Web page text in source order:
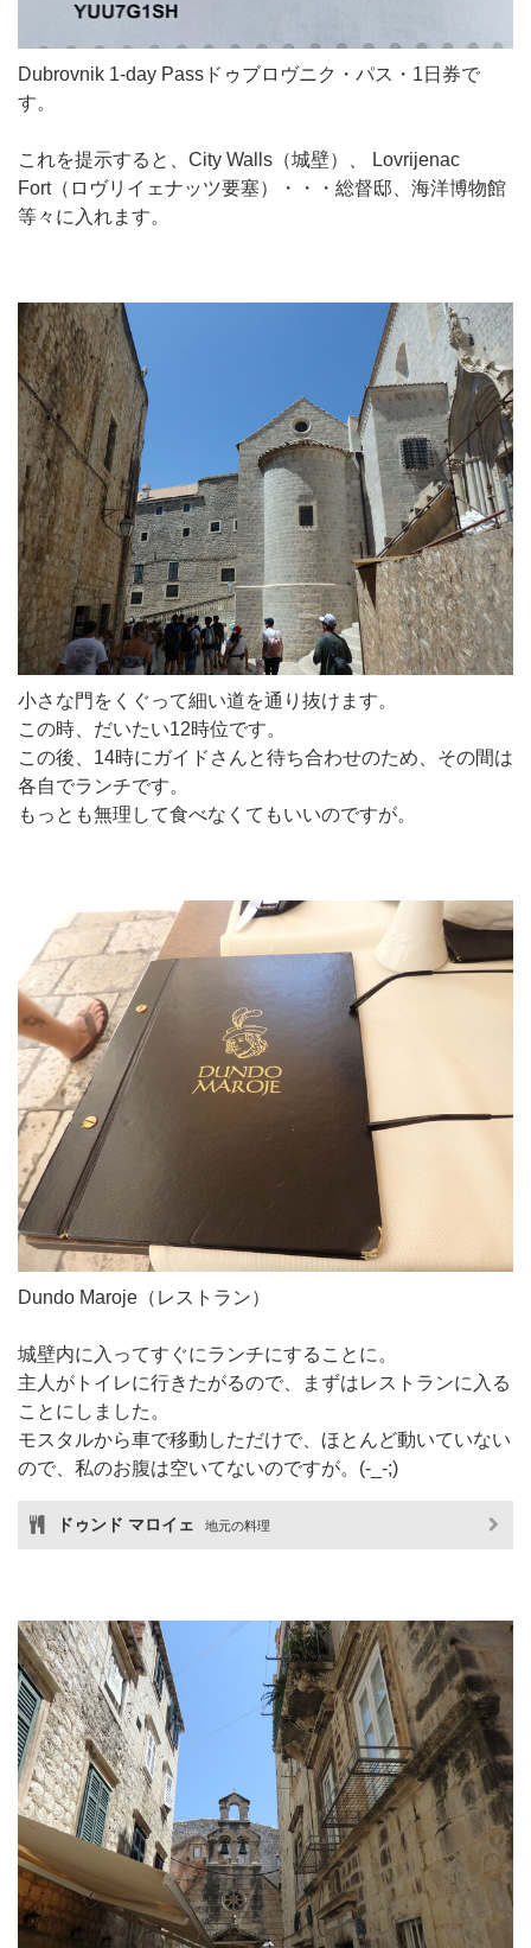
Dubrovnik 1-day Passドゥブロヴニク・パス・1日券で
す。
これを提示すると、City Walls（城壁）、 Lovrijenac
Fort（ロヴリイェナッツ要塞）・・・総督邸、海洋博物館
等々に入れます。
小さな門をくぐって細い道を通り抜けます。
この時、だいたい12時位です。
この後、14時にガイドさんと待ち合わせのため、その間は
各自でランチです。
もっとも無理して食べなくてもいいのですが。
Dundo Maroje（レストラン）
城壁内に入ってすぐにランチにすることに。
主人がトイレに行きたがるので、まずはレストランに入る
ことにしました。
モスタルから車で移動しただけで、ほとんど動いていない
ので、私のお腹は空いてないのですが。(-_-;)
ドゥンド マロイェ 地元の料理